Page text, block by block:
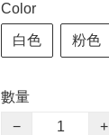
Color
白色 粉色
數量
−
+